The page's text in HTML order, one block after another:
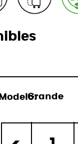
Modelo:Grande